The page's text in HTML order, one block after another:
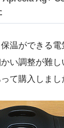
温ができる
い調整が難
て購入しまし